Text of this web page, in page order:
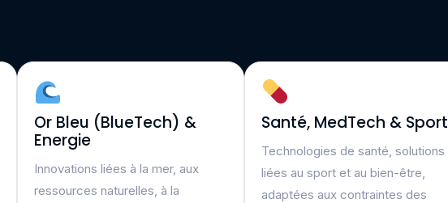
Or Bleu (BlueTech) &
Energie
Innovations liées à la mer, aux
ressources naturelles, à la
Santé, MedTech & Sport
Technologies de santé, solutions
liées au sport et au bien-être,
adaptées aux contraintes des